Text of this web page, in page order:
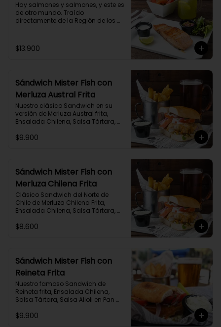
Hay salmones y salmones, y este es
de otro mundo. Traído
directamente de la Región de los
elección.
$13.900
Sándwich Mister Fish con
Merluza Austral Frita
Nuestro clásico Sandwich en su
versión de Merluza Austral frita,
Ensalada Chilena, Salsa Tártara,
acompañado de Papas Fritas y
$9.900
Sándwich Mister Fish con
Merluza Chilena Frita
Clásico Sandwich del Norte de
Chile de Merluza Chilena Frita,
Ensalada Chilena, Salsa Tártara,
acompañado de Papas Fritas y
$8.600
Sándwich Mister Fish con
Reineta Frita
Nuestro famoso Sandwich de
Reineta frita, Ensalada Chilena,
Salsa Tártara, Salsa Alioli en Pan
Papas Fritas y salsa adicional de
$9.900